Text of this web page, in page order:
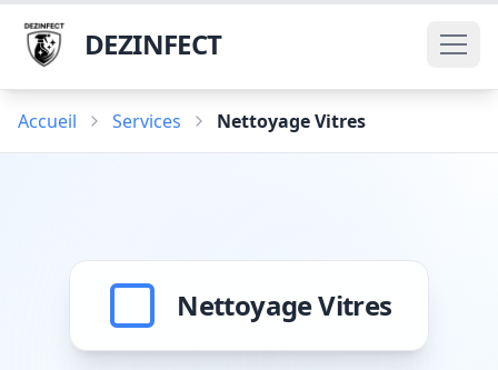
DEZINFECT
Accueil Services Nettoyage Vitres
Nettoyage Vitres